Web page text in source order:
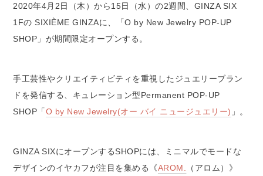
2020年4月2日（木）から15日（水）の2週間、GINZA SIX
1Fの SIXIÈME GINZAに、「O by New Jewelry POP-UP
SHOP」が期間限定オープンする。
手工芸性やクリエイティビティを重視したジュエリーブラン
ドを発信する、キュレーション型Permanent POP-UP
SHOP「O by New Jewelry(オー バイ ニュージュエリー) 」。
GINZA SIXにオープンするSHOPには、ミニマルでモードな
デザインのイヤカフが注目を集める《AROM.
（アロム）》